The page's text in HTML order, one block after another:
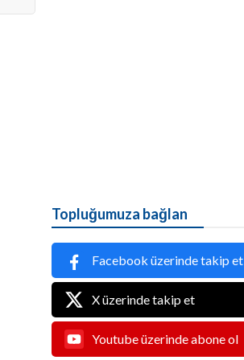
Topluğumuza bağlan
Facebook üzerinde takip et
X üzerinde takip et
Youtube üzerinde abone ol